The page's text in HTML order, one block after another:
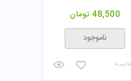
48,500 تومان
ناموجود